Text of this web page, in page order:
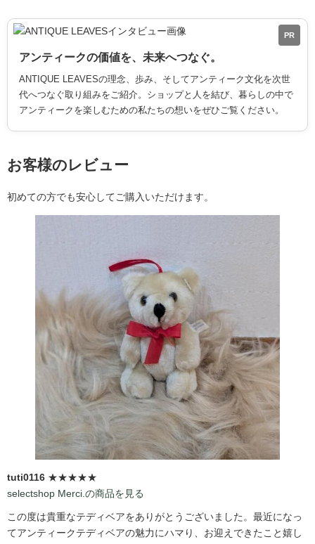
PR
アンティークの価値を、未来へつなぐ。
ANTIQUE LEAVESの理念、歩み、そしてアンティーク文化を次世
代へつなぐ取り組みをご紹介。ショップと人を結び、暮らしの中で
アンティークを楽しむための私たちの想いをぜひご覧ください。
お客様のレビュー
初めての方でも安心してご購入いただけます。
tuti0116 ★★★★★
selectshop Merci.の商品を見る
この度は貴重なテディベアをありがとうございました。最近になっ
てアンティークテディベアの魅力にハマり、お迎えできたこと嬉し